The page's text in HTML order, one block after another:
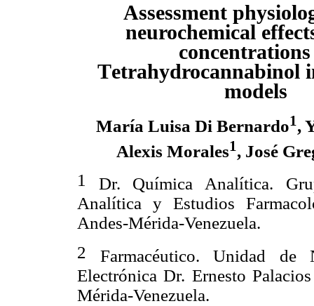
Assessment
neurochemical
Tetrahydrocannabinol
models
María Luisa Di Bernardo1,
Alexis Morales1, José
1
Dr. Química Analítica.
Analítica y Estudios
Andes-Mérida-Venezuela.
2 Farmacéutico. Unidad de
Electrónica Dr. Ernesto
Mérida-Venezuela.